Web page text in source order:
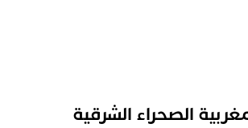
الصحراء الشرقية